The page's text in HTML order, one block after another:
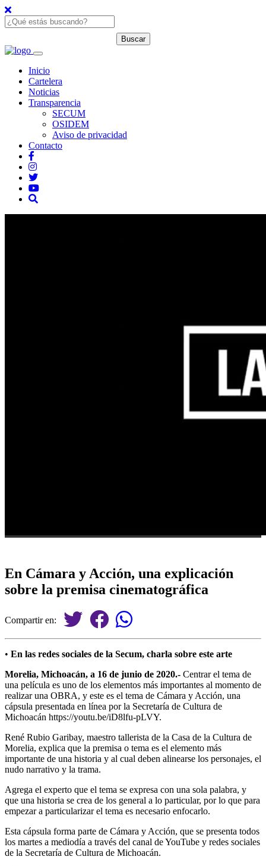
Inicio
Cartelera
Noticias
Transparencia
SECUM
OSIDEM
Aviso de privacidad
Contacto
En Cámara y Acción, una explicación
sobre la premisa cinematográfica
Compartir en:
• En las redes sociales de la Secum, charla sobre este arte
Morelia, Michoacán, a 16 de junio de 2020.- Centrar el tema de
una película es uno de los elementos más importantes al momento de
realizar una OBRA, y este es el tema de Cámara y Acción, una
cápsula presentada en línea por la Secretaría de Cultura de
Michoacán https://youtu.be/iD8lfu-pLVY.
René Rubio Garibay, maestro tallerista de la Casa de la Cultura de
Morelia, explica que la premisa o tema es el elemento más
importante de una historia y al cual deben alinearse los personajes, el
nudo narrativo y la trama.
Agrega el experto que el tema se expresa con una sola palabra, y
que una historia se crea de los general a lo particular, por lo que para
empezar a particularizar el tema es necesario enfocarlo.
Esta cápsula forma parte de Cámara y Acción, que se presenta todos
los martes a mediodía a través del canal de YouTube y redes sociales
de la Secretaría de Cultura de Michoacán.